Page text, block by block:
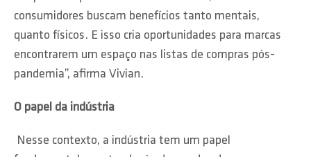
consumidores buscam benefícios tanto mentais,
quanto físicos. E isso cria oportunidades para marcas
encontrarem um espaço nas listas de compras pós-
pandemia”, afirma Vivian.
O papel da indústria
Nesse contexto, a indústria tem um papel